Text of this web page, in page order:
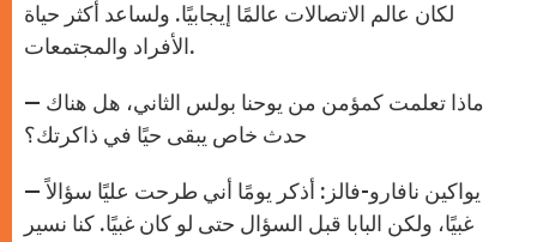
لكان عالم الاتصالات عالمًا إيجابيًا. ولساعد أكثر حياة
الأفراد والمجتمعات.
— ماذا تعلمت كمؤمن من يوحنا بولس الثاني، هل هناك
حدث خاص يبقى حيًا في ذاكرتك؟
— يواكين نافارو-فالز: أذكر يومًا أني طرحت عليًا سؤالاً
غبيًا، ولكن البابا قبل السؤال حتى لو كان غبيًا. كنا نسير